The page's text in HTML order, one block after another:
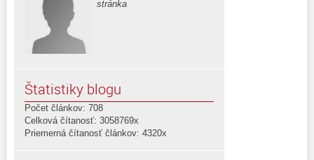
stránka
Štatistiky blogu
Počet článkov: 708
Celková čítanosť: 3058769x
Priemerná čítanosť článkov: 4320x